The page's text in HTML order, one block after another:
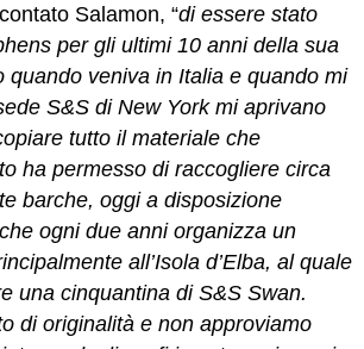
Salamon, “di essere stato
per gli ultimi 10 anni della sua
quando veniva in Italia e quando mi
S&S di New York mi aprivano
tutto il materiale che
ha permesso di raccogliere circa
barche, oggi a disposizione
ogni due anni organizza un
all’Isola d’Elba, al quale
una cinquantina di S&S Swan.
di originalità e non approviamo